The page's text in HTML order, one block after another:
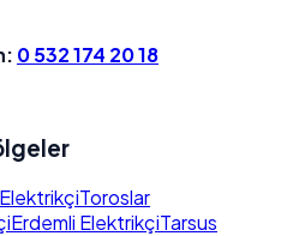
0 532 174 20 18
Toroslar
Erdemli ElektrikçiTarsus